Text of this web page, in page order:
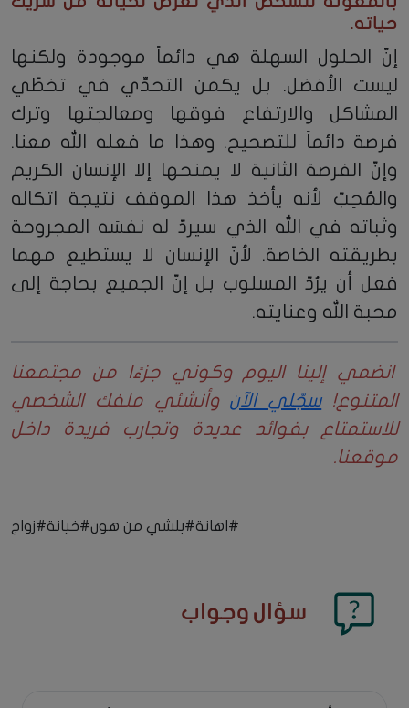
حياته.
إنّ الحلول السهلة هي دائماً موجودة ولكنها
ليست الأفضل. بل يكمن التحدِّي في تخطّي
المشاكل والارتفاع فوقها ومعالجتها وترك
فرصة دائماً للتصحيح. وهذا ما فعله الله معنا.
وإنّ الفرصة الثانية لا يمنحها إلا الإنسان الكريم
والمُحِبّ لأنه يأخذ هذا الموقف نتيجة اتكاله
وثباته في الله الذي سيردّ له نفسَه المجروحة
بطريقته الخاصة. لأنّ الإنسان لا يستطيع مهما
فعل أن يرُدّ المسلوب بل إنّ الجميع بحاجة إلى
محبة الله وعنايته.
انضمي إلينا اليوم وكوني جزءًا من مجتمعنا
المتنوع!سجّلي الآن وأنشئي ملفك الشخصي
للاستمتاع بفوائد عديدة وتجارب فريدة داخل
موقعنا.
#اهانة#بلشي من هون#خيانة#زواج
سؤال وجواب